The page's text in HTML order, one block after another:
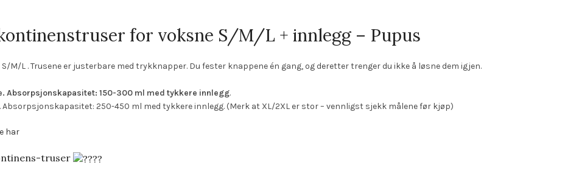
for voksne S/M/L + innlegg – Pupus
L . Trusene er justerbare med trykknapper. Du fester knappene én gang, og deretter trenger du ikke å løsne dem igjen.
Absorpsjonskapasitet: 150-300 ml med tykkere innlegg.
Absorpsjonskapasitet: 250-450 ml med tykkere innlegg. (Merk at XL/2XL er stor – vennligst sjekk målene før kjøp)
har
truser